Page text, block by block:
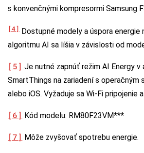
s konvenčnými kompresormi Samsung
[4] Dostupné modely a úspora energie
algoritmu AI sa líšia v závislosti od
[5] Je nutné zapnúť režim AI Energy v
SmartThings na zariadení s operačným
alebo iOS. Vyžaduje sa Wi-Fi pripojenie
[6] Kód modelu: RM80F23VM***
[7] Môže zvyšovať spotrebu energie.